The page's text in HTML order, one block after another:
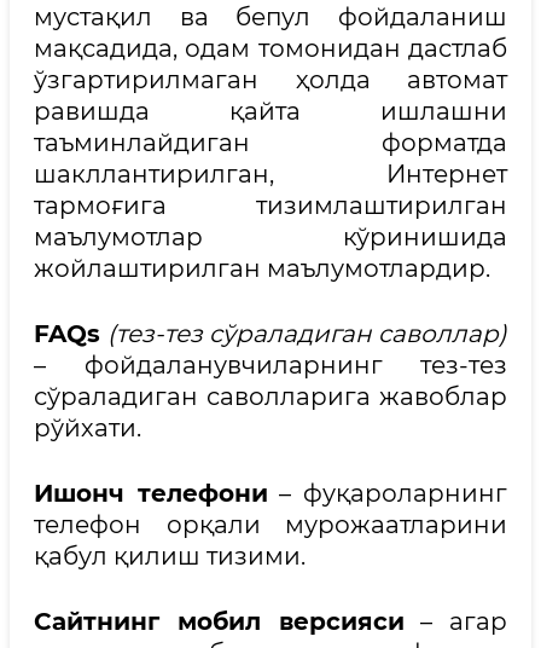
мустақил ва бепул фойдаланиш
мақсадида, одам томонидан дастлаб
ўзгартирилмаган ҳолда автомат
равишда қайта ишлашни
таъминлайдиган форматда
шакллантирилган, Интернет
тармоғига тизимлаштирилган
маълумотлар кўринишида
жойлаштирилган маълумотлардир.
FAQs (тез-тезсўраладигансаволлар)
– фойдаланувчиларнинг тез-тез
сўраладиган саволларига жавоблар
рўйхати.
Ишонч телефони – фуқароларнинг
телефон орқали мурожаатларини
қабул қилиш тизими.
Сайтнинг мобил версияси – агар